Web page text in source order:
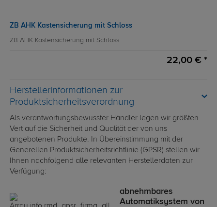
ZB AHK Kastensicherung mit Schloss
ZB AHK Kastensicherung mit Schloss
22,00 € *
Herstellerinformationen zur
Produktsicherheitsverordnung
Als verantwortungsbewusster Händler legen wir größten
Vert auf die Sicherheit und Qualität der von uns
angebotenen Produkte. In Übereinstimmung mit der
Generellen Produktsicherheitsrichtlinie (GPSR) stellen wir
Ihnen nachfolgend alle relevanten Herstellerdaten zur
Verfügung:
abnehmbares
Automatiksystem von